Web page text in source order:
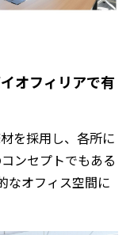
オフィリアで有
を採用し、各所に
ンセプトでもある
なオフィス空間に